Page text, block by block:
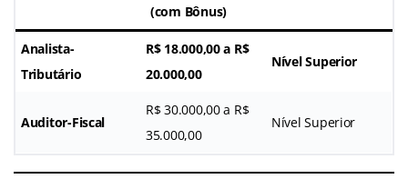
(com Bônus)
Analista-
Tributário
R$ 18.000,00 a R$
20.000,00
Nível Superior
Auditor-Fiscal
R$ 30.000,00 a R$
35.000,00
Nível Superior